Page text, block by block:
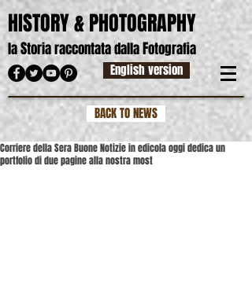
HISTORY & PHOTOGRAPHY
laStoria raccontata dallaFotografia
English version
BACK TO NEWS
Corriere della Sera Buone Notizie in edicola oggi dedica un
portfolio di due pagine alla nostra most